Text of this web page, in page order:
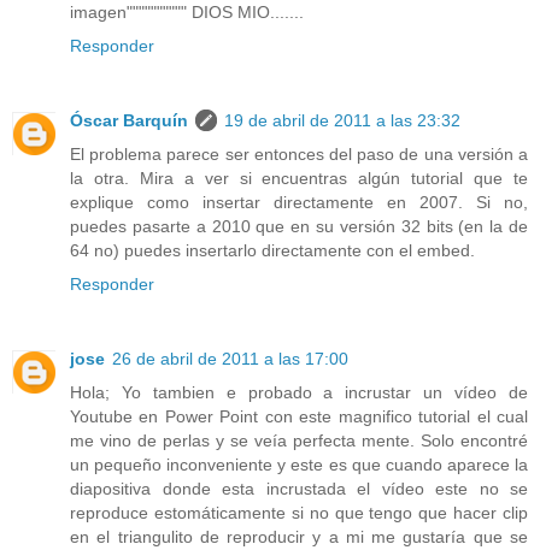
imagen"""""""""" DIOS MIO.......
Responder
Óscar Barquín
19 de abril de 2011 a las 23:32
El problema parece ser entonces del paso de una versión a
la otra. Mira a ver si encuentras algún tutorial que te
explique como insertar directamente en 2007. Si no,
puedes pasarte a 2010 que en su versión 32 bits (en la de
64 no) puedes insertarlo directamente con el embed.
Responder
jose 26 de abril de 2011 a las 17:00
Hola; Yo tambien e probado a incrustar un vídeo de
Youtube en Power Point con este magnifico tutorial el cual
me vino de perlas y se veía perfecta mente. Solo encontré
un pequeño inconveniente y este es que cuando aparece la
diapositiva donde esta incrustada el vídeo este no se
reproduce estomáticamente si no que tengo que hacer clip
en el triangulito de reproducir y a mi me gustaría que se